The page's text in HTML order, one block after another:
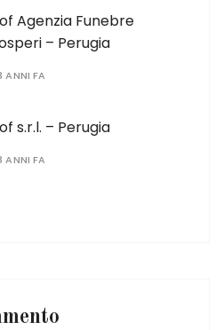
Agenzia Funebre
– Perugia
ANNI FA
s.r.l. – Perugia
ANNI FA